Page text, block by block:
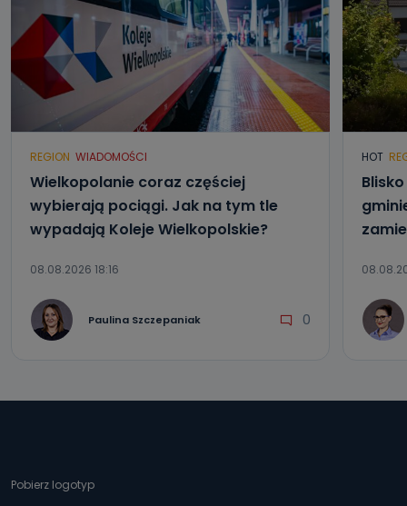
REGION WIADOMOŚCI
Wielkopolanie coraz częściej
wybierają pociągi. Jak na tym tle
wypadają Koleje Wielkopolskie?
08.08.2026 18:16
Paulina Szczepaniak 0
HOT
Pobierz logotyp